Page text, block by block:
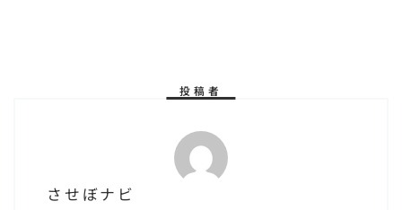
投稿者
させぼナビ